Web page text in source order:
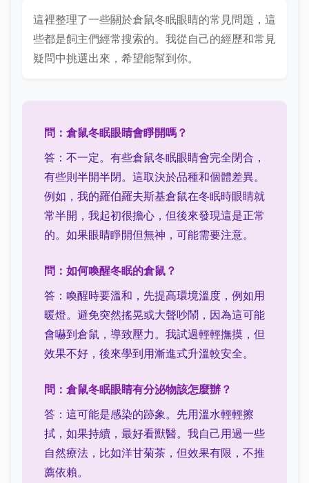
這裡整理了一些關於倉鼠冬眠眼睛的常見問題，這
些都是飼主們經常搜索的。我從自己的經歷和常見
疑問中挑選出來，希望能幫到你。
問：倉鼠冬眠眼睛會睜開嗎？
答：不一定。有些倉鼠冬眠眼睛會完全閉合，
有些則半開半閉。這取決於品種和個體差異。
例如，我的羅伯羅夫斯基倉鼠在冬眠時眼睛就
常半開，我起初很擔心，但後來發現這是正常
的。如果眼睛睜開但無神，可能需要注意。
問：如何喚醒冬眠的倉鼠？
答：喚醒時要溫和，先提高環境溫度，例如用
暖燈。避免突然搖晃或大聲吵鬧，因為這可能
會嚇到倉鼠，導致壓力。我試過輕輕撫摸，但
效果不好，後來學到用漸進式升溫較安全。
問：倉鼠冬眠眼睛有分泌物該怎麼辦？
答：這可能是感染的跡象。先用溫水輕輕擦
拭，如果持續，最好看獸醫。我自己用過一些
自然療法，比如洋甘菊茶，但效果有限，不推
薦依賴。